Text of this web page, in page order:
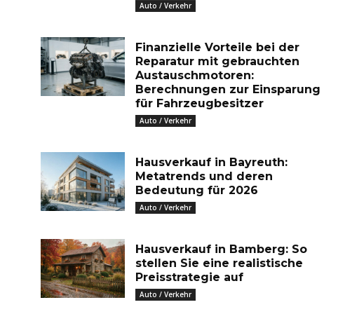
Auto / Verkehr
Finanzielle Vorteile bei der
Reparatur mit gebrauchten
Austauschmotoren:
Berechnungen zur Einsparung
für Fahrzeugbesitzer
Auto / Verkehr
Hausverkauf in Bayreuth:
Metatrends und deren
Bedeutung für 2026
Auto / Verkehr
Hausverkauf in Bamberg: So
stellen Sie eine realistische
Preisstrategie auf
Auto / Verkehr